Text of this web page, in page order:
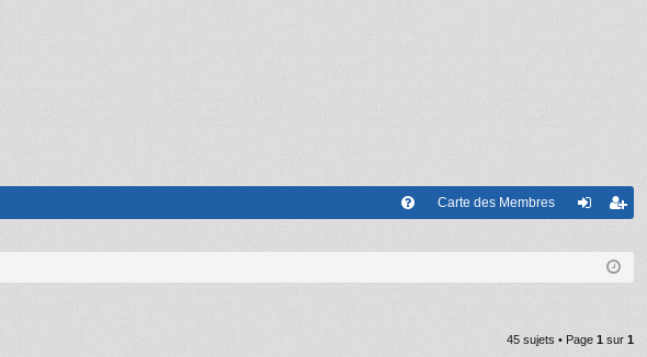
Carte des Membres
on
nr
ist
45 sujets • Page 1 sur 1